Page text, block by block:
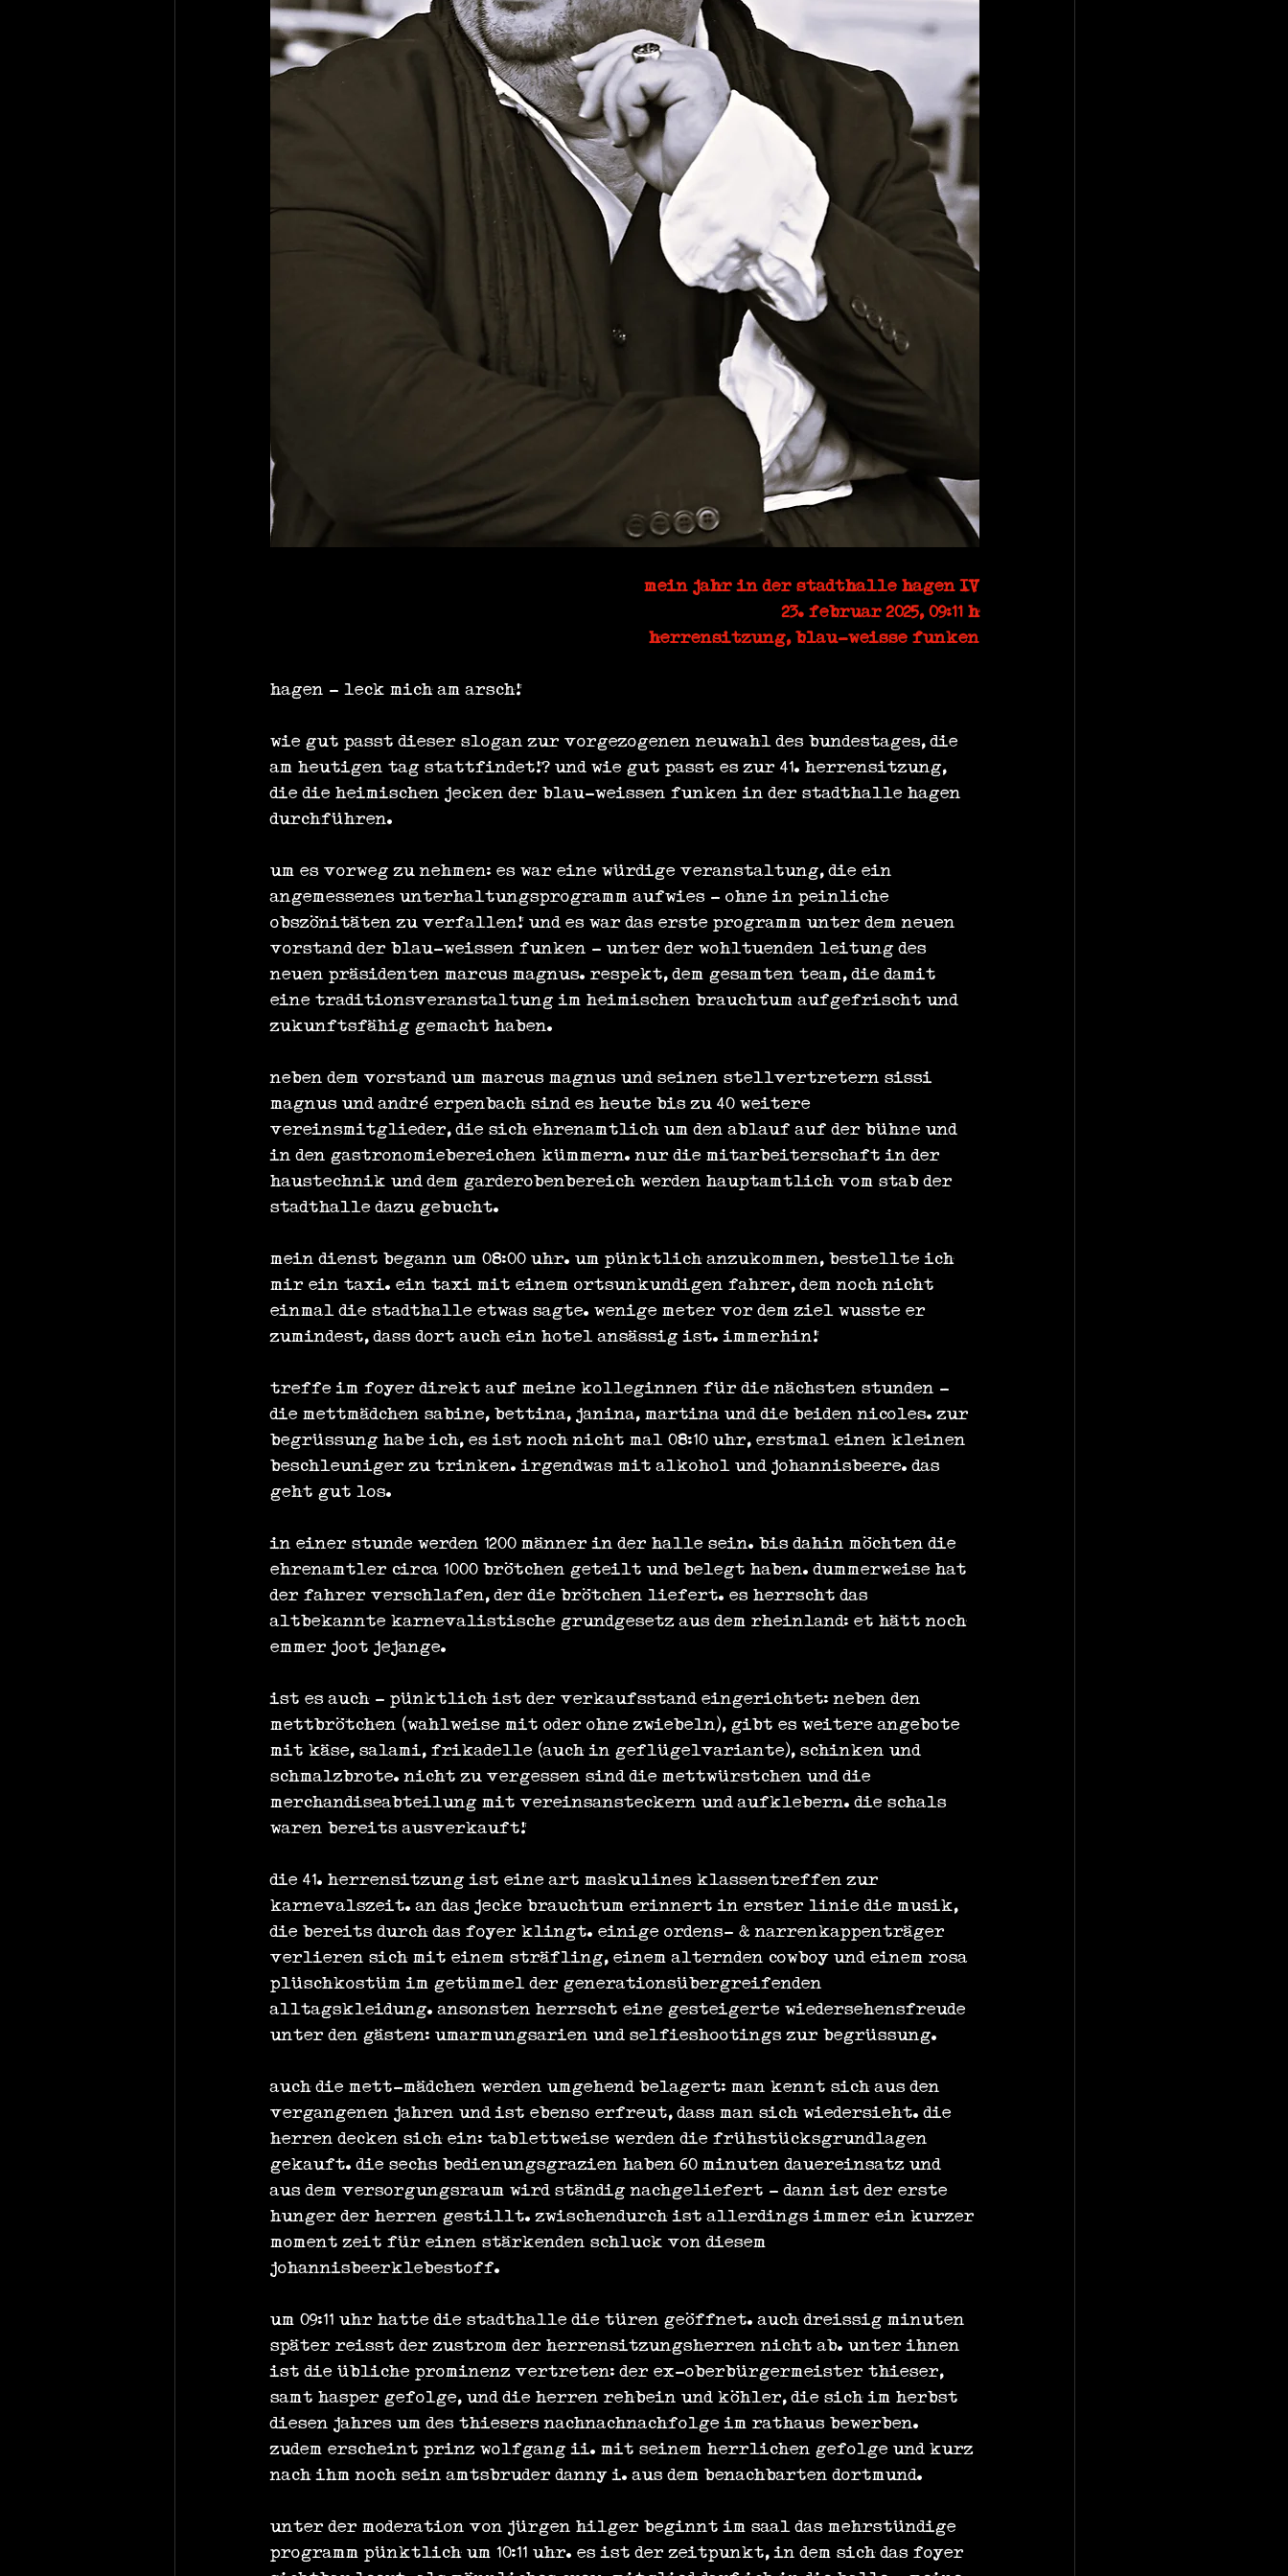
mein jahr in der stadthalle hagen IV
23. februar 2025, 09:11 h
herrensitzung, blau-weisse funken
hagen - leck mich am arsch!
wie gut passt dieser slogan zur vorgezogenen neuwahl des bundestages, die
am heutigen tag stattfindet!? und wie gut passt es zur 41. herrensitzung,
die die heimischen jecken der blau-weissen funken in der stadthalle hagen
durchführen.
um es vorweg zu nehmen: es war eine würdige veranstaltung, die ein
angemessenes unterhaltungsprogramm aufwies - ohne in peinliche
obszönitäten zu verfallen! und es war das erste programm unter dem neuen
vorstand der blau-weissen funken - unter der wohltuenden leitung des
neuen präsidenten marcus magnus. respekt, dem gesamten team, die damit
eine traditionsveranstaltung im heimischen brauchtum aufgefrischt und
zukunftsfähig gemacht haben.
neben dem vorstand um marcus magnus und seinen stellvertretern sissi
magnus und andré erpenbach sind es heute bis zu 40 weitere
vereinsmitglieder, die sich ehrenamtlich um den ablauf auf der bühne und
in den gastronomiebereichen kümmern. nur die mitarbeiterschaft in der
haustechnik und dem garderobenbereich werden hauptamtlich vom stab der
stadthalle dazu gebucht.
mein dienst begann um 08:00 uhr. um pünktlich anzukommen, bestellte ich
mir ein taxi. ein taxi mit einem ortsunkundigen fahrer, dem noch nicht
einmal die stadthalle etwas sagte. wenige meter vor dem ziel wusste er
zumindest, dass dort auch ein hotel ansässig ist. immerhin!
treffe im foyer direkt auf meine kolleginnen für die nächsten stunden -
die mettmädchen sabine, bettina, janina, martina und die beiden nicoles. zur
begrüssung habe ich, es ist noch nicht mal 08:10 uhr, erstmal einen kleinen
beschleuniger zu trinken. irgendwas mit alkohol und johannisbeere. das
geht gut los.
in einer stunde werden 1200 männer in der halle sein. bis dahin möchten die
ehrenamtler circa 1000 brötchen geteilt und belegt haben. dummerweise hat
der fahrer verschlafen, der die brötchen liefert. es herrscht das
altbekannte karnevalistische grundgesetz aus dem rheinland: et hätt noch
emmer joot jejange.
ist es auch - pünktlich ist der verkaufsstand eingerichtet: neben den
mettbrötchen (wahlweise mit oder ohne zwiebeln), gibt es weitere angebote
mit käse, salami, frikadelle (auch in geflügelvariante), schinken und
schmalzbrote. nicht zu vergessen sind die mettwürstchen und die
merchandiseabteilung mit vereinsansteckern und aufklebern. die schals
waren bereits ausverkauft!
die 41. herrensitzung ist eine art maskulines klassentreffen zur
karnevalszeit. an das jecke brauchtum erinnert in erster linie die musik,
die bereits durch das foyer klingt. einige ordens- & narrenkappenträger
verlieren sich mit einem sträfling, einem alternden cowboy und einem rosa
plüschkostüm im getümmel der generationsübergreifenden
alltagskleidung. ansonsten herrscht eine gesteigerte wiedersehensfreude
unter den gästen: umarmungsarien und selfieshootings zur begrüssung.
auch die mett-mädchen werden umgehend belagert: man kennt sich aus den
vergangenen jahren und ist ebenso erfreut, dass man sich wiedersieht. die
herren decken sich ein: tablettweise werden die frühstücksgrundlagen
gekauft. die sechs bedienungsgrazien haben 60 minuten dauereinsatz und
aus dem versorgungsraum wird ständig nachgeliefert - dann ist der erste
hunger der herren gestillt. zwischendurch ist allerdings immer ein kurzer
moment zeit für einen stärkenden schluck von diesem
johannisbeerklebestoff.
um 09:11 uhr hatte die stadthalle die türen geöffnet. auch dreissig minuten
später reisst der zustrom der herrensitzungsherren nicht ab. unter ihnen
ist die übliche prominenz vertreten: der ex-oberbürgermeister thieser,
samt hasper gefolge, und die herren rehbein und köhler, die sich im herbst
diesen jahres um des thiesers nachnachnachfolge im rathaus bewerben.
zudem erscheint prinz wolfgang ii. mit seinem herrlichen gefolge und kurz
nach ihm noch sein amtsbruder danny i. aus dem benachbarten dortmund.
unter der moderation von jürgen hilger beginnt im saal das mehrstündige
programm pünktlich um 10:11 uhr. es ist der zeitpunkt, in dem sich das foyer